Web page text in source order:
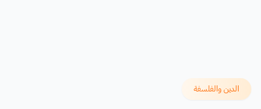
الدين والفلسفة